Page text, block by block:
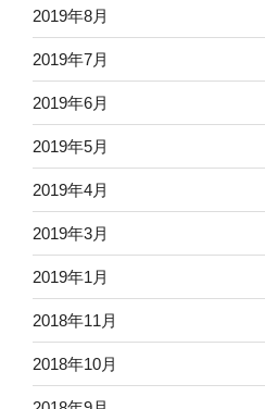
2019年8月
2019年7月
2019年6月
2019年5月
2019年4月
2019年3月
2019年1月
2018年11月
2018年10月